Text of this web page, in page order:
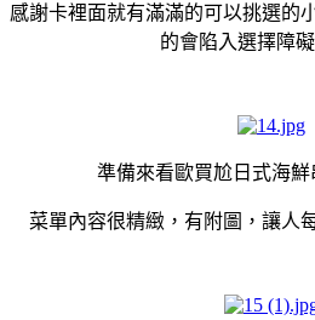
感謝卡裡面就有滿滿的可以挑選的
的會陷入選擇障
準備來看歐買尬日式海鮮
菜單內容很精緻，有附圖，讓人